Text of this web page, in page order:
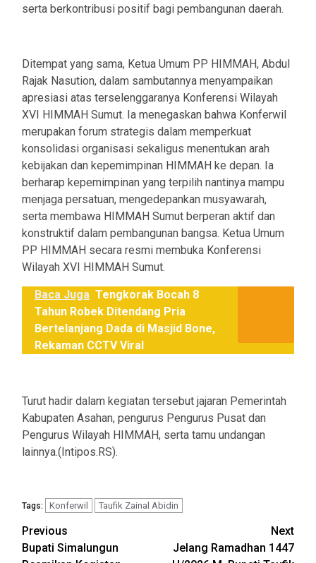
serta berkontribusi positif bagi pembangunan daerah.
Ditempat yang sama, Ketua Umum PP HIMMAH, Abdul
Rajak Nasution, dalam sambutannya menyampaikan
apresiasi atas terselenggaranya Konferensi Wilayah
XVI HIMMAH Sumut. Ia menegaskan bahwa Konferwil
merupakan forum strategis dalam memperkuat
konsolidasi organisasi sekaligus menentukan arah
kebijakan dan kepemimpinan HIMMAH ke depan. Ia
berharap kepemimpinan yang terpilih nantinya mampu
menjaga persatuan, mengedepankan musyawarah,
serta membawa HIMMAH Sumut berperan aktif dan
konstruktif dalam pembangunan bangsa. Ketua Umum
PP HIMMAH secara resmi membuka Konferensi
Wilayah XVI HIMMAH Sumut.
Baca Juga Tengkorak Bocah 8
Tahun Robek Ditendang Pria
Bertelanjang Dada di Masjid Bone,
Rekaman CCTV Viral
Turut hadir dalam kegiatan tersebut jajaran Pemerintah
Kabupaten Asahan, pengurus Pengurus Pusat dan
Pengurus Wilayah HIMMAH, serta tamu undangan
lainnya.(Intipos.RS).
Tags: Konferwil Taufik Zainal Abidin
Post
navigation
Previous
Bupati Simalungun
Next
Jelang Ramadhan 1447